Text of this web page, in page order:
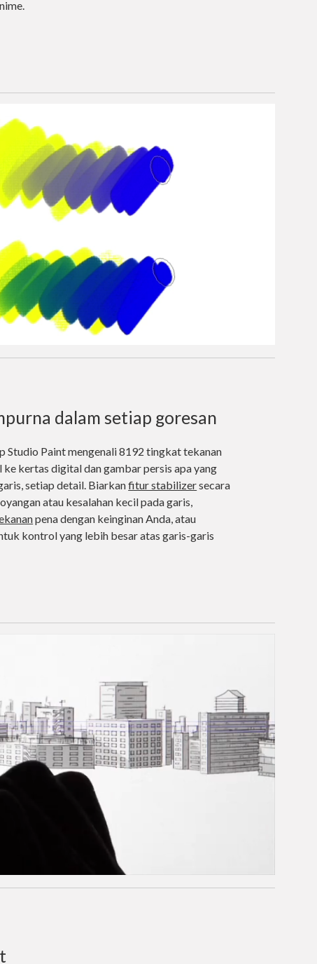
dalam setiap goresan
Studio Paint mengenali 8192 tingkat tekanan
ke kertas digital dan gambar persis apa yang
setiap detail. Biarkanfitur stabilizersecara
atau kesalahan kecil pada garis,
pena dengan keinginan Anda, atau
kontrol yang lebih besar atas garis-garis